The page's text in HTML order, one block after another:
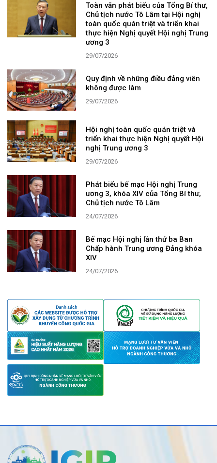
Toàn văn phát biểu của Tổng Bí thư,
Chủ tịch nước Tô Lâm tại Hội nghị
toàn quốc quán triệt và triển khai
thực hiện Nghị quyết Hội nghị Trung
ương 3
29/07/2026
Quy định về những điều đảng viên
không được làm
29/07/2026
Hội nghị toàn quốc quán triệt và
triển khai thực hiện Nghị quyết Hội
nghị Trung ương 3
29/07/2026
Phát biểu bế mạc Hội nghị Trung
ương 3, khóa XIV của Tổng Bí thư,
Chủ tịch nước Tô Lâm
24/07/2026
Bế mạc Hội nghị lần thứ ba Ban
Chấp hành Trung ương Đảng khóa
XIV
24/07/2026